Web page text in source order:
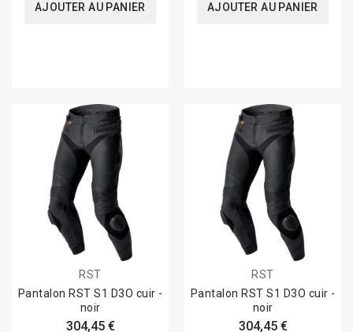
AJOUTER AU PANIER AJOUTER AU PANIER
RST
Pantalon RST S1 D3O cuir -
noir
304,45 €
RST
Pantalon RST S1 D3O cuir -
noir
304,45 €